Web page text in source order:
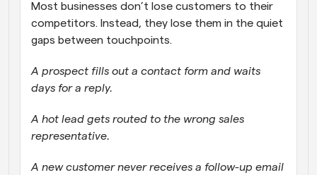
Webhooks
Erhalten Sie eine Benachrichtigung, wenn etwas
passiert
Most businesses don’t lose customers to their
competitors. Instead, they lose them in the quiet
gaps between touchpoints.
A prospect fills out a contact form and waits
days for a reply.
A hot lead gets routed to the wrong sales
representative.
A new customer never receives a follow-up email